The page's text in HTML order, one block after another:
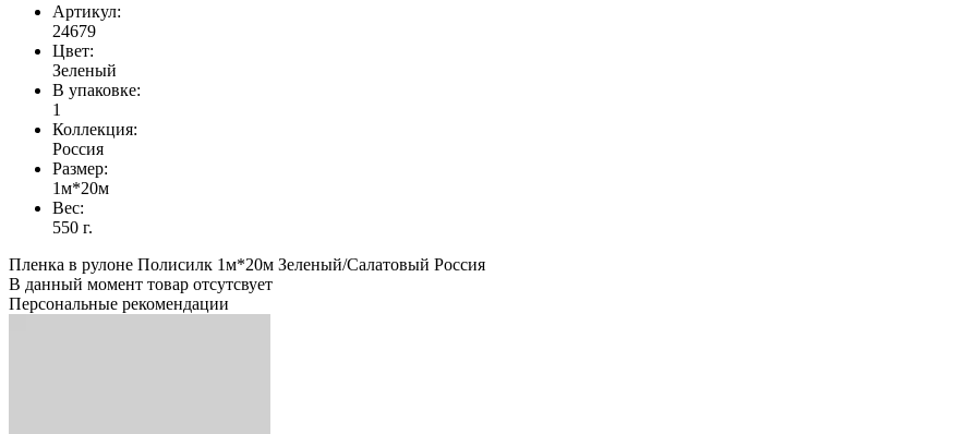
Артикул:
24679
Цвет:
Зеленый
В упаковке:
1
Коллекция:
Россия
Размер:
1м*20м
Вес:
550 г.
Пленка в рулоне Полисилк 1м*20м Зеленый/Салатовый Россия
В данный момент товар отсутсвует
Персональные рекомендации